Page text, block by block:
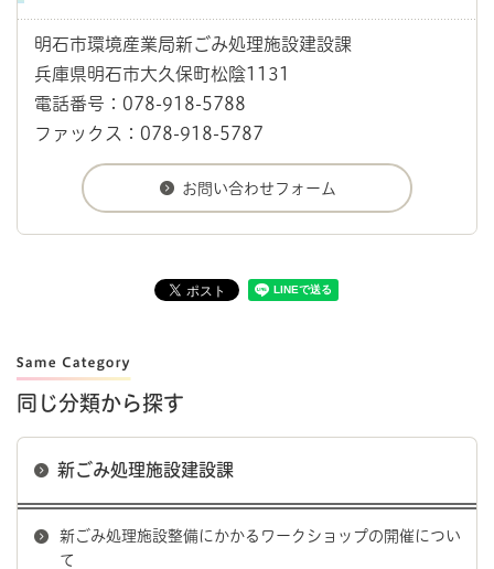
明石市環境産業局新ごみ処理施設建設課
兵庫県明石市大久保町松陰1131
電話番号：078-918-5788
ファックス：078-918-5787
同じ分類から探す
新ごみ処理施設建設課
新ごみ処理施設整備にかかるワークショップの開催につい
て